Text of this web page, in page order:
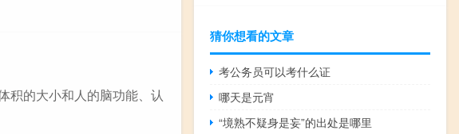
积的大小和人的脑功能、认
猜你想看的文章
考公务员可以考什么证
哪天是元宵
“境熟不疑身是妄”的出处是哪里